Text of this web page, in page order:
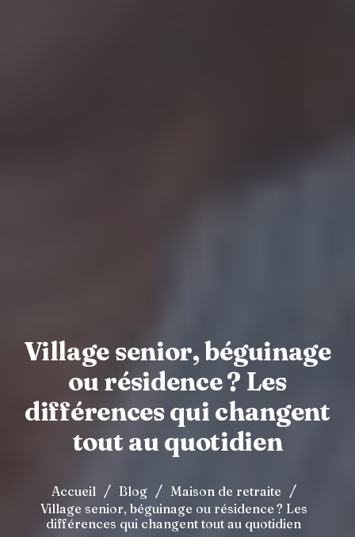
Village senior, béguinage
ou résidence ? Les
différences qui changent
tout au quotidien
Accueil / Blog / Maison de retraite /
Village senior, béguinage ou résidence ? Les
différences qui changent tout au quotidien